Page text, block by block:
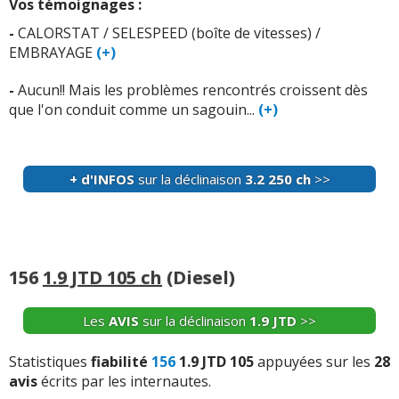
courroies de distribution, un pair de disques avant, e 4
amortisseurs (Koni reglables), une batter ...
>>
-Défaut sonde lambda à 137000(+)
remplacer à 158000 km. Triangle avant à remplacer.
(+)
-Débitmètre, barre stabilisatrices et triangles
avants,durite d'admission fissurée,cache moteur qui
vieilli mal a cause des ralentisseurs, durite cu ...Lire la
suite >>
Vos témoignages :
- CALORSTAT / SELESPEED (boîte de vitesses) /
EMBRAYAGE (+)
- Aucun!! Mais les problèmes rencontrés croissent dès
que l'on conduit comme un sagouin... (+)
+ d'INFOSsur la déclinaison 3.2 250 ch>>
156 1.9 JTD 105 ch (Diesel)
Les AVIS sur la déclinaison 1.9 JTD >>
Statistiques fiabilité 156 1.9 JTD 105appuyées sur les 28
avisécrits par les internautes.